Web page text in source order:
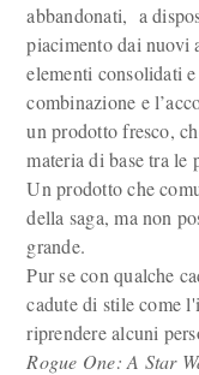
abbandonati, a
piacimento dai nuovi
elementi consolidati
combinazione e
un prodotto fresco,
materia di base tra le
Un prodotto che
della saga, ma non
grande.
Pur se con qualche
cadute di stile come
riprendere alcuni
Rogue One: A Star